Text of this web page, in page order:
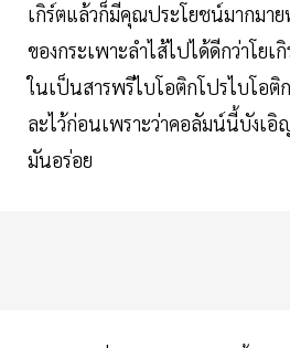
เกิร์ตแล้วก็มีคุณประโยชน์มากมาย
ของกระเพาะลำไส้ไปได้ดีกว่าโยเ
ในเป็นสารพรีไบโอติกโปรไบโอติ
ละไว้ก่อนเพราะว่าคอลัมน์นี้บังเอิ
มันอร่อย